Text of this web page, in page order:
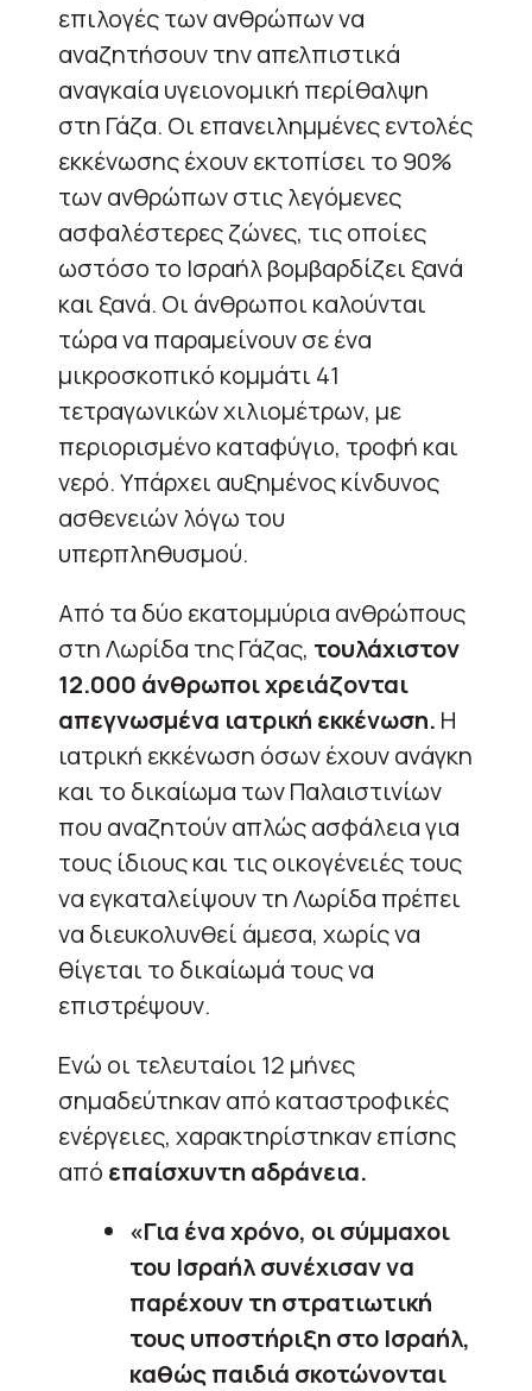
επιλογές των ανθρώπων να
αναζητήσουν την απελπιστικά
αναγκαία υγειονομική περίθαλψη
στη Γάζα. Οι επανειλημμένες εντολές
εκκένωσης έχουν εκτοπίσει το 90%
των ανθρώπων στις λεγόμενες
ασφαλέστερες ζώνες, τις οποίες
ωστόσο το Ισραήλ βομβαρδίζει ξανά
και ξανά. Οι άνθρωποι καλούνται
τώρα να παραμείνουν σε ένα
μικροσκοπικό κομμάτι 41
τετραγωνικών χιλιομέτρων, με
περιορισμένο καταφύγιο, τροφή και
νερό. Υπάρχει αυξημένος κίνδυνος
ασθενειών λόγω του
υπερπληθυσμού.
Από τα δύο εκατομμύρια ανθρώπους
στη Λωρίδα της Γάζας, τουλάχιστον
12.000 άνθρωποι χρειάζονται
απεγνωσμένα ιατρική εκκένωση. Η
ιατρική εκκένωση όσων έχουν ανάγκη
και το δικαίωμα των Παλαιστινίων
που αναζητούν απλώς ασφάλεια για
τους ίδιους και τις οικογένειές τους
να εγκαταλείψουν τη Λωρίδα πρέπει
να διευκολυνθεί άμεσα, χωρίς να
θίγεται το δικαίωμά τους να
επιστρέψουν.
Ενώ οι τελευταίοι 12 μήνες
σημαδεύτηκαν από καταστροφικές
ενέργειες, χαρακτηρίστηκαν επίσης
από επαίσχυντη αδράνεια.
«Για ένα χρόνο, οι σύμμαχοι
του Ισραήλ συνέχισαν να
παρέχουν τη στρατιωτική
τους υποστήριξη στο Ισραήλ,
καθώς παιδιά σκοτώνονται